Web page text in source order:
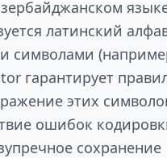
латинский
символами
гарантирует
этих
ошибок
сохранение